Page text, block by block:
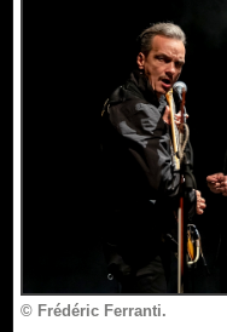
© Frédéric Ferranti.